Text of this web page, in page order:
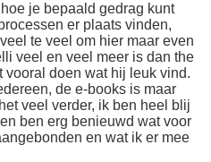
je bepaald gedrag kunt
er plaats vinden,
te veel om hier maar even
veel en veel meer is dan the
vooral doen wat hij leuk vind.
de e-books is maar
veel verder, ik ben heel blij
ben erg benieuwd wat voor
en wat ik er mee